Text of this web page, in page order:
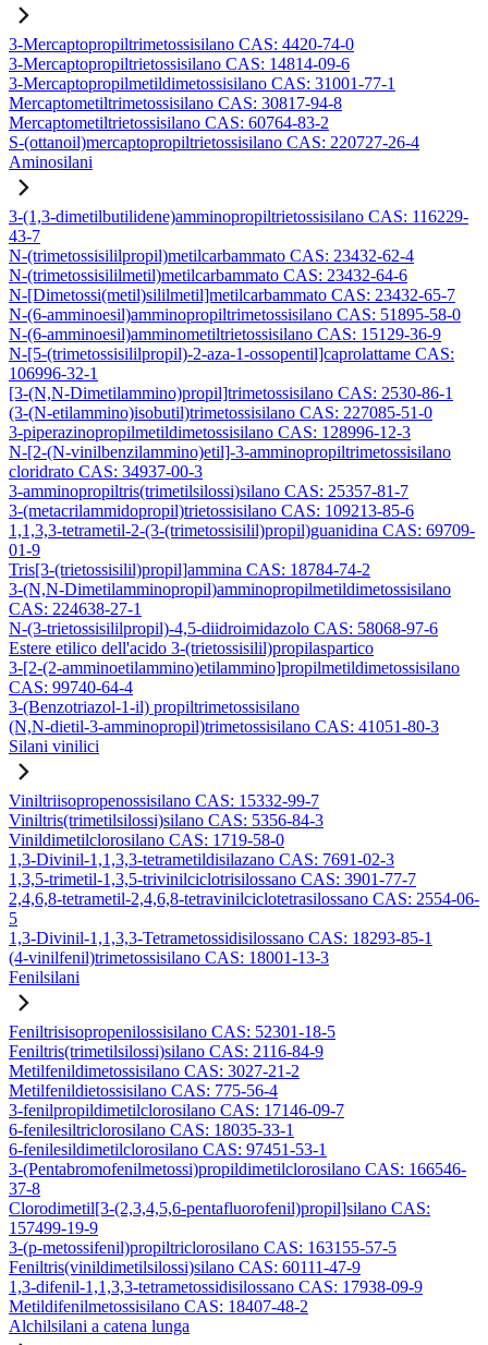
3-Mercaptopropiltrimetossisilano CAS: 4420-74-0
3-Mercaptopropiltrietossisilano CAS: 14814-09-6
3-Mercaptopropilmetildimetossisilano CAS: 31001-77-1
Mercaptometiltrimetossisilano CAS: 30817-94-8
Mercaptometiltrietossisilano CAS: 60764-83-2
S-(ottanoil)mercaptopropiltrietossisilano CAS: 220727-26-4
Aminosilani
3-(1,3-dimetilbutilidene)amminopropiltrietossisilano CAS: 116229-
43-7
N-(trimetossisililpropil)metilcarbammato CAS: 23432-62-4
N-(trimetossisililmetil)metilcarbammato CAS: 23432-64-6
N-[Dimetossi(metil)sililmetil]metilcarbammato CAS: 23432-65-7
N-(6-amminoesil)amminopropiltrimetossisilano CAS: 51895-58-0
N-(6-amminoesil)amminometiltrietossisilano CAS: 15129-36-9
N-[5-(trimetossisililpropil)-2-aza-1-ossopentil]caprolattame CAS:
106996-32-1
[3-(N,N-Dimetilammino)propil]trimetossisilano CAS: 2530-86-1
(3-(N-etilammino)isobutil)trimetossisilano CAS: 227085-51-0
3-piperazinopropilmetildimetossisilano CAS: 128996-12-3
N-[2-(N-vinilbenzilammino)etil]-3-amminopropiltrimetossisilano
cloridrato CAS: 34937-00-3
3-amminopropiltris(trimetilsilossi)silano CAS: 25357-81-7
3-(metacrilammidopropil)trietossisilano CAS: 109213-85-6
1,1,3,3-tetrametil-2-(3-(trimetossisilil)propil)guanidina CAS: 69709-
01-9
Tris[3-(trietossisilil)propil]ammina CAS: 18784-74-2
3-(N,N-Dimetilamminopropil)amminopropilmetildimetossisilano
CAS: 224638-27-1
N-(3-trietossisililpropil)-4,5-diidroimidazolo CAS: 58068-97-6
Estere etilico dell'acido 3-(trietossisilil)propilaspartico
3-[2-(2-amminoetilammino)etilammino]propilmetildimetossisilano
CAS: 99740-64-4
3-(Benzotriazol-1-il) propiltrimetossisilano
(N,N-dietil-3-amminopropil)trimetossisilano CAS: 41051-80-3
Silani vinilici
Viniltriisopropenossisilano CAS: 15332-99-7
Viniltris(trimetilsilossi)silano CAS: 5356-84-3
Vinildimetilclorosilano CAS: 1719-58-0
1,3-Divinil-1,1,3,3-tetrametildisilazano CAS: 7691-02-3
1,3,5-trimetil-1,3,5-trivinilciclotrisilossano CAS: 3901-77-7
2,4,6,8-tetrametil-2,4,6,8-tetravinilciclotetrasilossano CAS: 2554-06-
5
1,3-Divinil-1,1,3,3-Tetrametossidisilossano CAS: 18293-85-1
(4-vinilfenil)trimetossisilano CAS: 18001-13-3
Fenilsilani
Feniltrisisopropenilossisilano CAS: 52301-18-5
Feniltris(trimetilsilossi)silano CAS: 2116-84-9
Metilfenildimetossisilano CAS: 3027-21-2
Metilfenildietossisilano CAS: 775-56-4
3-fenilpropildimetilclorosilano CAS: 17146-09-7
6-fenilesiltriclorosilano CAS: 18035-33-1
6-fenilesildimetilclorosilano CAS: 97451-53-1
3-(Pentabromofenilmetossi)propildimetilclorosilano CAS: 166546-
37-8
Clorodimetil[3-(2,3,4,5,6-pentafluorofenil)propil]silano CAS:
157499-19-9
3-(p-metossifenil)propiltriclorosilano CAS: 163155-57-5
Feniltris(vinildimetilsilossi)silano CAS: 60111-47-9
1,3-difenil-1,1,3,3-tetrametossidisilossano CAS: 17938-09-9
Metildifenilmetossisilano CAS: 18407-48-2
Alchilsilani a catena lunga